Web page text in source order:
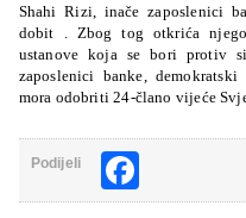
Shahi Rizi, inače zaposlenici
dobit . Zbog tog otkrića
ustanove koja se bori protiv
zaposlenici banke,
mora odobriti 24-člano vijeće
Podijeli